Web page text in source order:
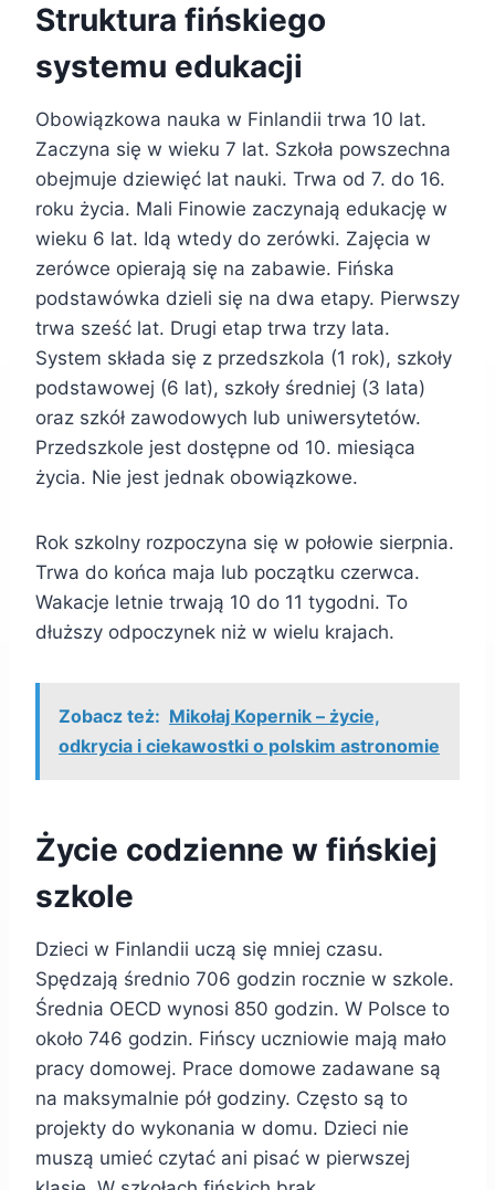
Struktura fińskiego
systemu edukacji
Obowiązkowa nauka w Finlandii trwa 10 lat.
Zaczyna się w wieku 7 lat. Szkoła powszechna
obejmuje dziewięć lat nauki. Trwa od 7. do 16.
roku życia. Mali Finowie zaczynają edukację w
wieku 6 lat. Idą wtedy do zerówki. Zajęcia w
zerówce opierają się na zabawie. Fińska
podstawówka dzieli się na dwa etapy. Pierwszy
trwa sześć lat. Drugi etap trwa trzy lata.
System składa się z przedszkola (1 rok), szkoły
podstawowej (6 lat), szkoły średniej (3 lata)
oraz szkół zawodowych lub uniwersytetów.
Przedszkole jest dostępne od 10. miesiąca
życia. Nie jest jednak obowiązkowe.
Rok szkolny rozpoczyna się w połowie sierpnia.
Trwa do końca maja lub początku czerwca.
Wakacje letnie trwają 10 do 11 tygodni. To
dłuższy odpoczynek niż w wielu krajach.
Zobacz też: Mikołaj Kopernik – życie,
odkrycia i ciekawostki o polskim astronomie
Życie codzienne w fińskiej
szkole
Dzieci w Finlandii uczą się mniej czasu.
Spędzają średnio 706 godzin rocznie w szkole.
Średnia OECD wynosi 850 godzin. W Polsce to
około 746 godzin. Fińscy uczniowie mają mało
pracy domowej. Prace domowe zadawane są
na maksymalnie pół godziny. Często są to
projekty do wykonania w domu. Dzieci nie
muszą umieć czytać ani pisać w pierwszej